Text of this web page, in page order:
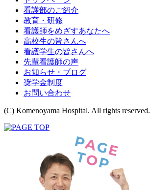
看護部のご紹介
教育・研修
看護師をめざすあなたへ
高校生の皆さんへ
看護学生の皆さんへ
先輩看護師の声
お知らせ・ブログ
奨学金制度
お問い合わせ
(C) Komenoyama Hospital. All rights reserved.